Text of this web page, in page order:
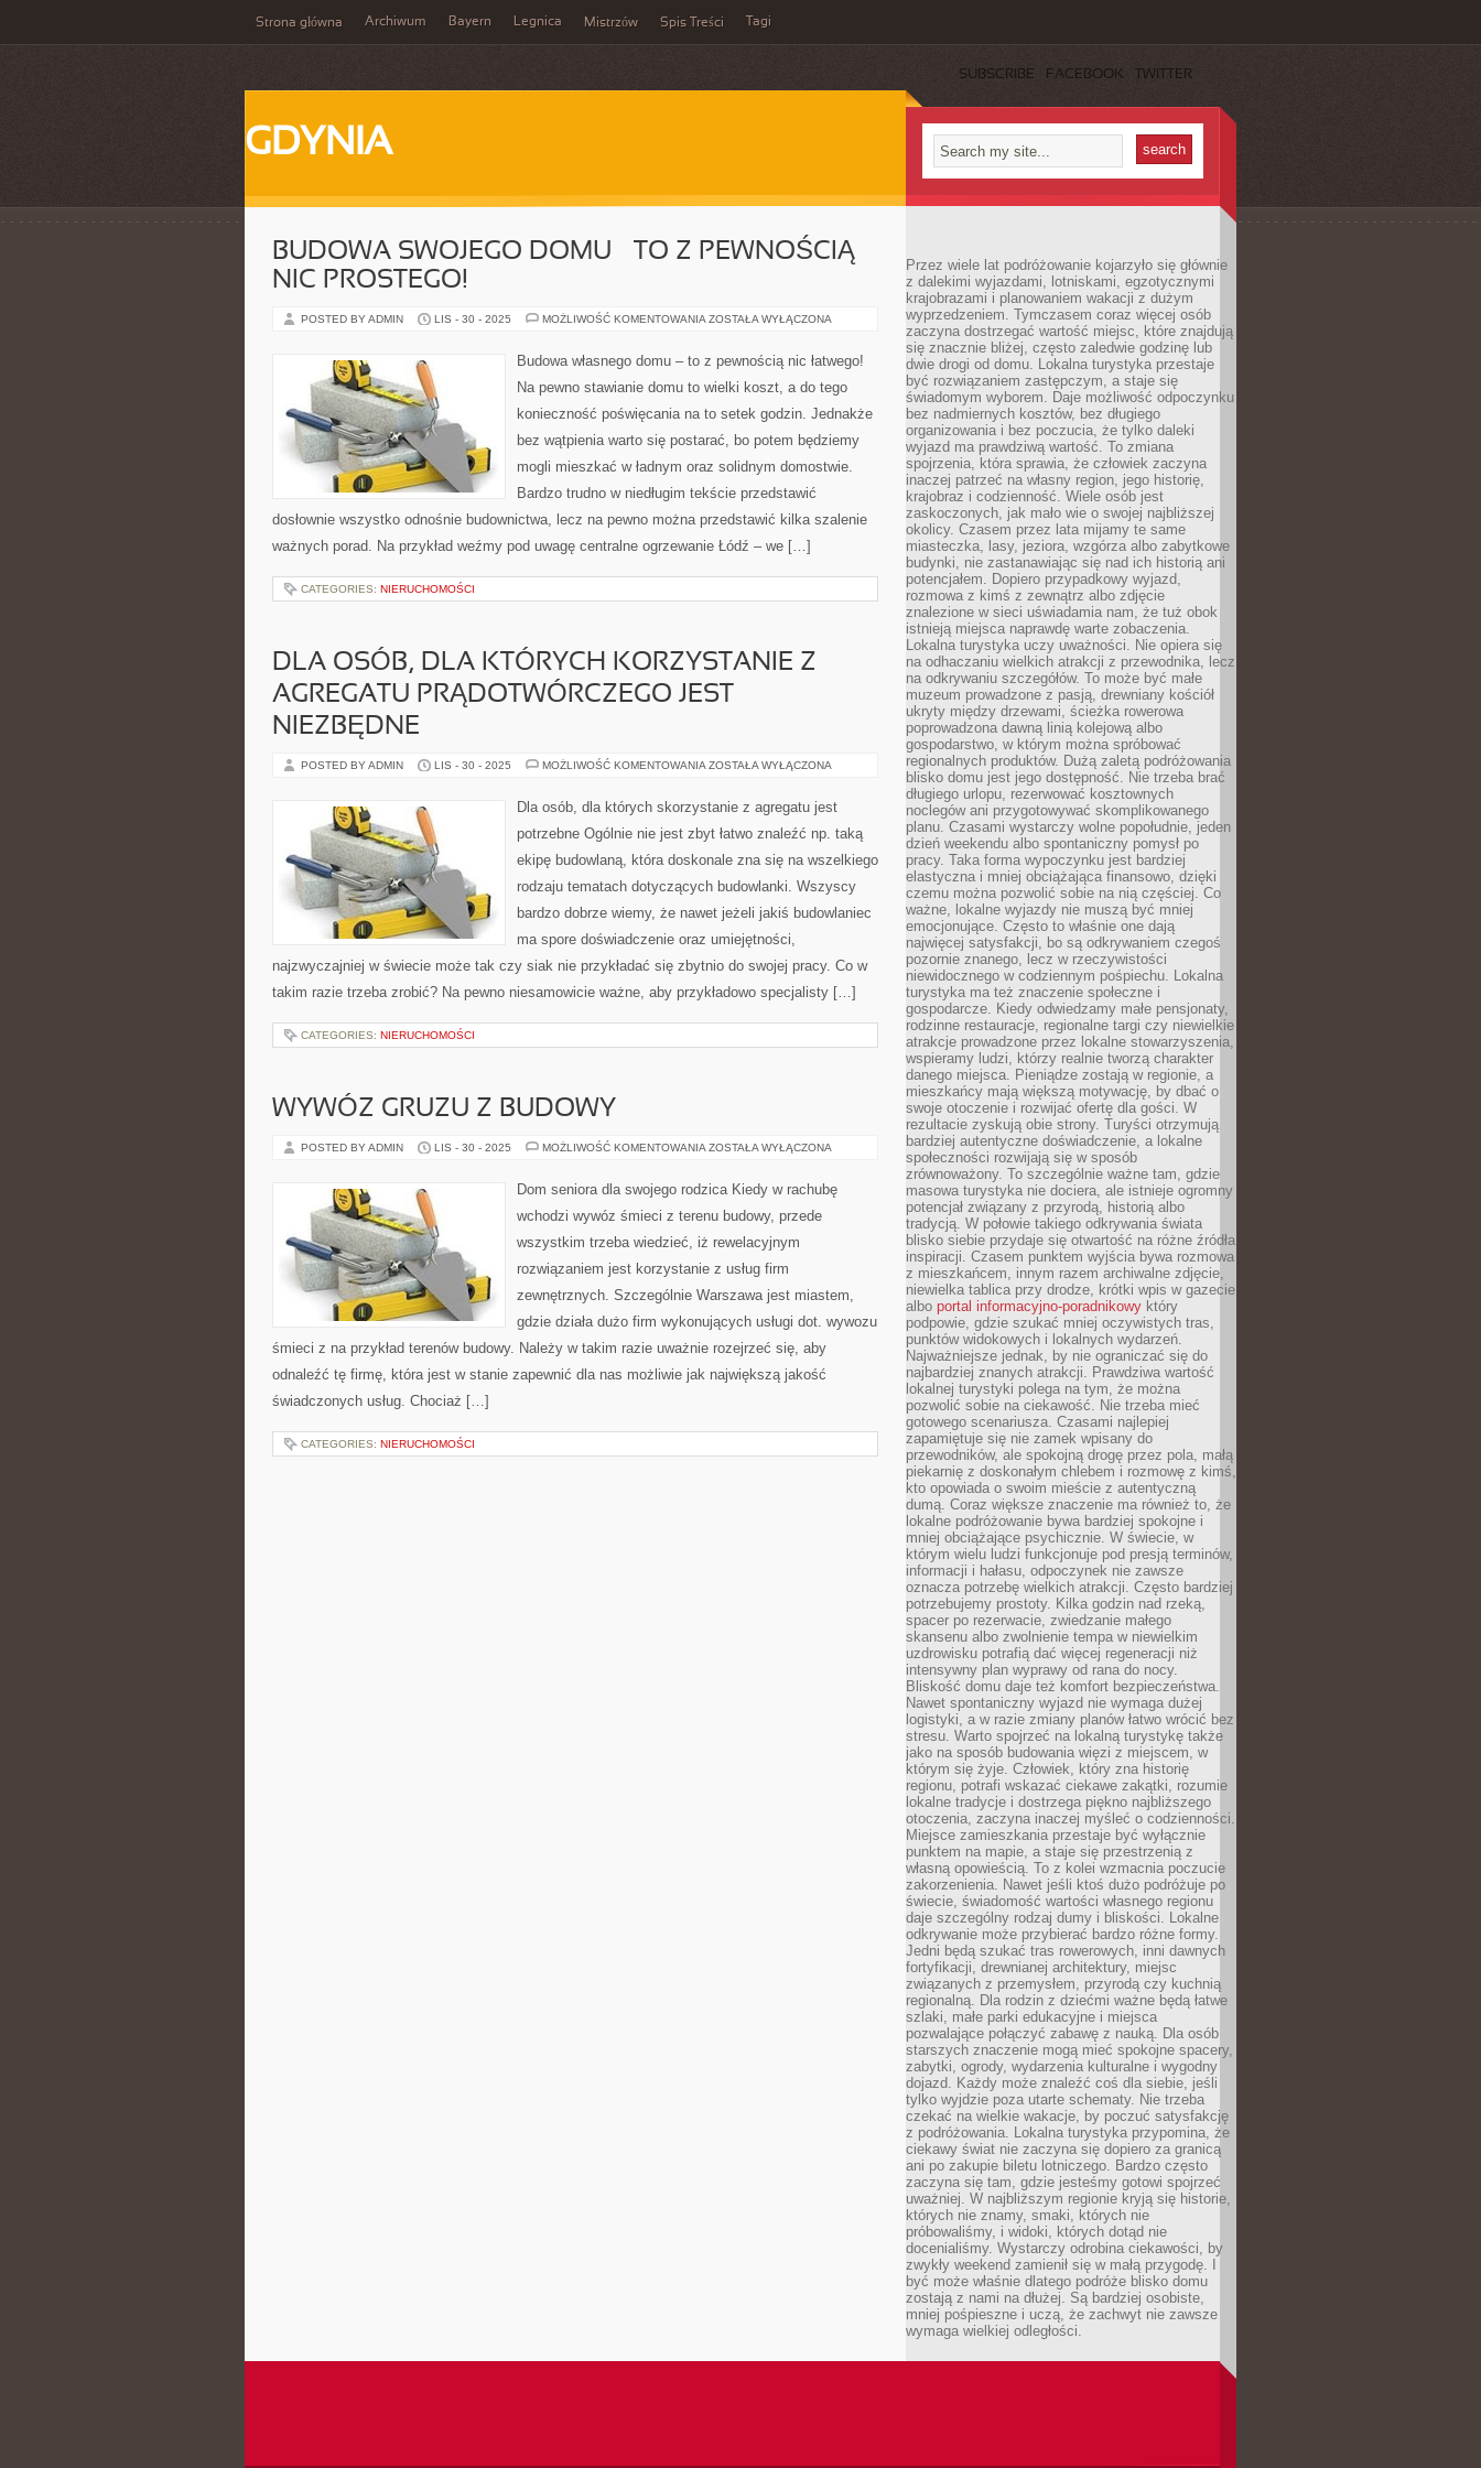
Strona główna Archiwum Bayern Legnica Mistrzów Spis Treści Tagi
SUBSCRIBE FACEBOOK TWITTER
GDYNIA
BUDOWA SWOJEGO DOMU – TO Z PEWNOŚCIĄ
NIC PROSTEGO!
POSTED BY ADMIN LIS - 30 - 2025 MOŻLIWOŚĆ KOMENTOWANIA BUDOWA
TO
PEWNOŚCIĄ
PROSTEGO!
ZOSTAŁA WYŁĄCZONA
Budowa własnego domu – to z pewnością nic łatwego!
Na pewno stawianie domu to wielki koszt, a do tego
konieczność poświęcania na to setek godzin. Jednakże
bez wątpienia warto się postarać, bo potem będziemy
mogli mieszkać w ładnym oraz solidnym domostwie.
Bardzo trudno w niedługim tekście przedstawić
dosłownie wszystko odnośnie budownictwa, lecz na pewno można przedstawić kilka szalenie
ważnych porad. Na przykład weźmy pod uwagę centralne ogrzewanie Łódź – we […]
CATEGORIES: NIERUCHOMOŚCI
DLA OSÓB, DLA KTÓRYCH KORZYSTANIE Z
AGREGATU PRĄDOTWÓRCZEGO JEST
NIEZBĘDNE
POSTED BY ADMIN LIS - 30 - 2025 MOŻLIWOŚĆ KOMENTOWANIA DLA
KTÓRYCH
KORZYSTANIE
AGREGATU
JEST
ZOSTAŁA WYŁĄCZONA
Dla osób, dla których skorzystanie z agregatu jest
potrzebne Ogólnie nie jest zbyt łatwo znaleźć np. taką
ekipę budowlaną, która doskonale zna się na wszelkiego
rodzaju tematach dotyczących budowlanki. Wszyscy
bardzo dobrze wiemy, że nawet jeżeli jakiś budowlaniec
ma spore doświadczenie oraz umiejętności,
najzwyczajniej w świecie może tak czy siak nie przykładać się zbytnio do swojej pracy. Co w
takim razie trzeba zrobić? Na pewno niesamowicie ważne, aby przykładowo specjalisty […]
CATEGORIES: NIERUCHOMOŚCI
WYWÓZ GRUZU Z BUDOWY
POSTED BY ADMIN LIS - 30 - 2025 MOŻLIWOŚĆ KOMENTOWANIA WYWÓZ
BUDOWY
ZOSTAŁA WYŁĄCZONA
Dom seniora dla swojego rodzica Kiedy w rachubę
wchodzi wywóz śmieci z terenu budowy, przede
wszystkim trzeba wiedzieć, iż rewelacyjnym
rozwiązaniem jest korzystanie z usług firm
zewnętrznych. Szczególnie Warszawa jest miastem,
gdzie działa dużo firm wykonujących usługi dot. wywozu
śmieci z na przykład terenów budowy. Należy w takim razie uważnie rozejrzeć się, aby
odnaleźć tę firmę, która jest w stanie zapewnić dla nas możliwie jak największą jakość
świadczonych usług. Chociaż […]
CATEGORIES: NIERUCHOMOŚCI
Przez wiele lat podróżowanie kojarzyło się głównie
z dalekimi wyjazdami, lotniskami, egzotycznymi
krajobrazami i planowaniem wakacji z dużym
wyprzedzeniem. Tymczasem coraz więcej osób
zaczyna dostrzegać wartość miejsc, które znajdują
się znacznie bliżej, często zaledwie godzinę lub
dwie drogi od domu. Lokalna turystyka przestaje
być rozwiązaniem zastępczym, a staje się
świadomym wyborem. Daje możliwość odpoczynku
bez nadmiernych kosztów, bez długiego
organizowania i bez poczucia, że tylko daleki
wyjazd ma prawdziwą wartość. To zmiana
spojrzenia, która sprawia, że człowiek zaczyna
inaczej patrzeć na własny region, jego historię,
krajobraz i codzienność. Wiele osób jest
zaskoczonych, jak mało wie o swojej najbliższej
okolicy. Czasem przez lata mijamy te same
miasteczka, lasy, jeziora, wzgórza albo zabytkowe
budynki, nie zastanawiając się nad ich historią ani
potencjałem. Dopiero przypadkowy wyjazd,
rozmowa z kimś z zewnątrz albo zdjęcie
znalezione w sieci uświadamia nam, że tuż obok
istnieją miejsca naprawdę warte zobaczenia.
Lokalna turystyka uczy uważności. Nie opiera się
na odhaczaniu wielkich atrakcji z przewodnika, lecz
na odkrywaniu szczegółów. To może być małe
muzeum prowadzone z pasją, drewniany kościół
ukryty między drzewami, ścieżka rowerowa
poprowadzona dawną linią kolejową albo
gospodarstwo, w którym można spróbować
regionalnych produktów. Dużą zaletą podróżowania
blisko domu jest jego dostępność. Nie trzeba brać
długiego urlopu, rezerwować kosztownych
noclegów ani przygotowywać skomplikowanego
planu. Czasami wystarczy wolne popołudnie, jeden
dzień weekendu albo spontaniczny pomysł po
pracy. Taka forma wypoczynku jest bardziej
elastyczna i mniej obciążająca finansowo, dzięki
czemu można pozwolić sobie na nią częściej. Co
ważne, lokalne wyjazdy nie muszą być mniej
emocjonujące. Często to właśnie one dają
najwięcej satysfakcji, bo są odkrywaniem czegoś
pozornie znanego, lecz w rzeczywistości
niewidocznego w codziennym pośpiechu. Lokalna
turystyka ma też znaczenie społeczne i
gospodarcze. Kiedy odwiedzamy małe pensjonaty,
rodzinne restauracje, regionalne targi czy niewielkie
atrakcje prowadzone przez lokalne stowarzyszenia,
wspieramy ludzi, którzy realnie tworzą charakter
danego miejsca. Pieniądze zostają w regionie, a
mieszkańcy mają większą motywację, by dbać o
swoje otoczenie i rozwijać ofertę dla gości. W
rezultacie zyskują obie strony. Turyści otrzymują
bardziej autentyczne doświadczenie, a lokalne
społeczności rozwijają się w sposób
zrównoważony. To szczególnie ważne tam, gdzie
masowa turystyka nie dociera, ale istnieje ogromny
potencjał związany z przyrodą, historią albo
tradycją. W połowie takiego odkrywania świata
blisko siebie przydaje się otwartość na różne źródła
inspiracji. Czasem punktem wyjścia bywa rozmowa
z mieszkańcem, innym razem archiwalne zdjęcie,
niewielka tablica przy drodze, krótki wpis w gazecie
albo portal informacyjno-poradnikowy który
podpowie, gdzie szukać mniej oczywistych tras,
punktów widokowych i lokalnych wydarzeń.
Najważniejsze jednak, by nie ograniczać się do
najbardziej znanych atrakcji. Prawdziwa wartość
lokalnej turystyki polega na tym, że można
pozwolić sobie na ciekawość. Nie trzeba mieć
gotowego scenariusza. Czasami najlepiej
zapamiętuje się nie zamek wpisany do
przewodników, ale spokojną drogę przez pola, małą
piekarnię z doskonałym chlebem i rozmowę z kimś,
kto opowiada o swoim mieście z autentyczną
dumą. Coraz większe znaczenie ma również to, że
lokalne podróżowanie bywa bardziej spokojne i
mniej obciążające psychicznie. W świecie, w
którym wielu ludzi funkcjonuje pod presją terminów,
informacji i hałasu, odpoczynek nie zawsze
oznacza potrzebę wielkich atrakcji. Często bardziej
potrzebujemy prostoty. Kilka godzin nad rzeką,
spacer po rezerwacie, zwiedzanie małego
skansenu albo zwolnienie tempa w niewielkim
uzdrowisku potrafią dać więcej regeneracji niż
intensywny plan wyprawy od rana do nocy.
Bliskość domu daje też komfort bezpieczeństwa.
Nawet spontaniczny wyjazd nie wymaga dużej
logistyki, a w razie zmiany planów łatwo wrócić bez
stresu. Warto spojrzeć na lokalną turystykę także
jako na sposób budowania więzi z miejscem, w
którym się żyje. Człowiek, który zna historię
regionu, potrafi wskazać ciekawe zakątki, rozumie
lokalne tradycje i dostrzega piękno najbliższego
otoczenia, zaczyna inaczej myśleć o codzienności.
Miejsce zamieszkania przestaje być wyłącznie
punktem na mapie, a staje się przestrzenią z
własną opowieścią. To z kolei wzmacnia poczucie
zakorzenienia. Nawet jeśli ktoś dużo podróżuje po
świecie, świadomość wartości własnego regionu
daje szczególny rodzaj dumy i bliskości. Lokalne
odkrywanie może przybierać bardzo różne formy.
Jedni będą szukać tras rowerowych, inni dawnych
fortyfikacji, drewnianej architektury, miejsc
związanych z przemysłem, przyrodą czy kuchnią
regionalną. Dla rodzin z dziećmi ważne będą łatwe
szlaki, małe parki edukacyjne i miejsca
pozwalające połączyć zabawę z nauką. Dla osób
starszych znaczenie mogą mieć spokojne spacery,
zabytki, ogrody, wydarzenia kulturalne i wygodny
dojazd. Każdy może znaleźć coś dla siebie, jeśli
tylko wyjdzie poza utarte schematy. Nie trzeba
czekać na wielkie wakacje, by poczuć satysfakcję
z podróżowania. Lokalna turystyka przypomina, że
ciekawy świat nie zaczyna się dopiero za granicą
ani po zakupie biletu lotniczego. Bardzo często
zaczyna się tam, gdzie jesteśmy gotowi spojrzeć
uważniej. W najbliższym regionie kryją się historie,
których nie znamy, smaki, których nie
próbowaliśmy, i widoki, których dotąd nie
docenialiśmy. Wystarczy odrobina ciekawości, by
zwykły weekend zamienił się w małą przygodę. I
być może właśnie dlatego podróże blisko domu
zostają z nami na dłużej. Są bardziej osobiste,
mniej pośpieszne i uczą, że zachwyt nie zawsze
wymaga wielkiej odległości.